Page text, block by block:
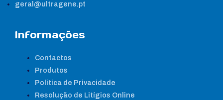
geral@ultragene.pt
Informações
Contactos
Produtos
Política de Privacidade
Resolução de Litígios Online